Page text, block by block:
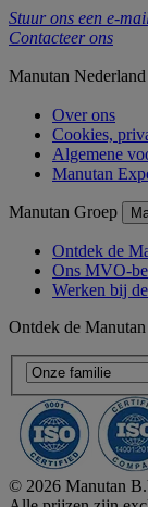
Stuur ons een e-
Contacteer ons
Manutan Nederland
Over ons
Cookies,
Algemene
Manutan
Manutan Groep
Ontdek de
Ons MVO-
Werken bij
Ontdek de
© 2026 Manutan